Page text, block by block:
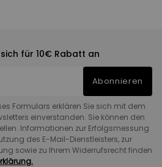
sich für 10€ Rabatt an
Abonnieren
Formulars erklären Sie sich mit dem
einverstanden. Sie können den
Informationen zur Erfolgsmessung
des E-Mail-Dienstleisters, zur
sowie zu Ihrem Widerrufsrecht finden